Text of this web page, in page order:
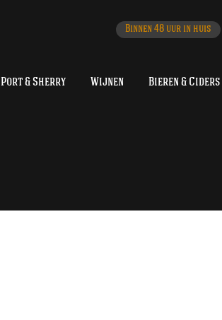
Binnen 48 uur in huis
Port & Sherry Wijnen Bieren & Ciders